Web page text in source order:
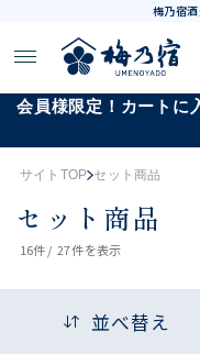
梅乃宿
会員様限定！カートに
サイトTOP セット商品
セット商品
16件 / 27件を表示
並べ替え